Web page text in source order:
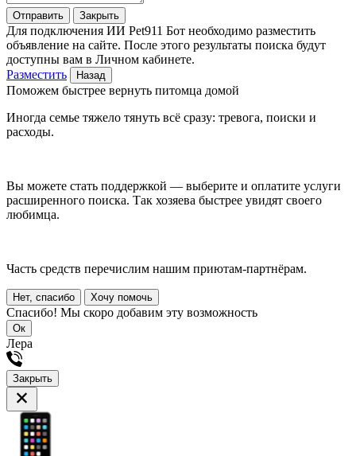
Отправить Закрыть
Для подключения ИИ Pet911 Бот необходимо разместить
объявление на сайте. После этого результаты поиска будут
доступны вам в Личном кабинете.
Разместить
Назад
Поможем быстрее вернуть питомца домой
Иногда семье тяжело тянуть всё сразу: тревога, поиски и
расходы.
Вы можете стать поддержкой — выберите и оплатите услуги
расширенного поиска. Так хозяева быстрее увидят своего
любимца.
Часть средств перечислим нашим приютам-партнёрам.
Нет, спасибо Хочу помочь
Спасибо! Мы скоро добавим эту возможность
Ок
Лера
Закрыть